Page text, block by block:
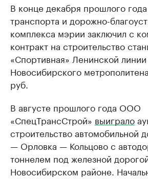
В конце декабря прошлого
транспорта и дорожно-
комплекса мэрии заключил с
контракт на строительство
«Спортивная» Ленинской линии
Новосибирского
руб.
В августе прошлого года ООО
«СпецТрансСтрой» выиграло
строительство автомобильной
— Орловка — Кольцово с
тоннелем под железной
Новосибирском районе.